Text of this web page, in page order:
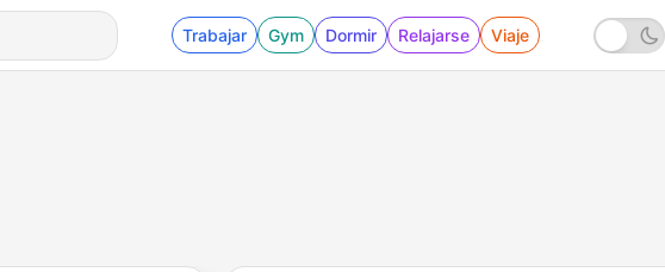
Trabajar Gym Dormir Relajarse Viaje